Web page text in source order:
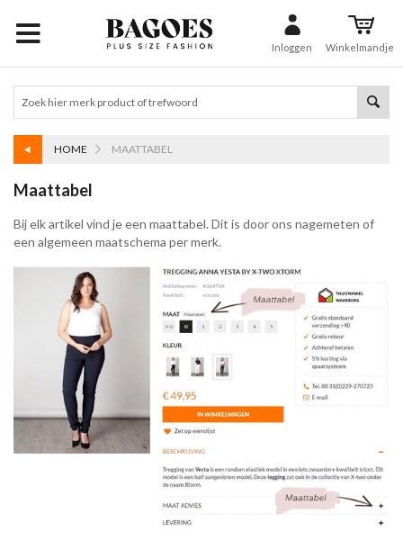
Inloggen Winkelmandje
HOME MAATTABEL
Maattabel
Bij elk artikel vind je een maattabel. Dit is door ons nagemeten of
een algemeen maatschema per merk.